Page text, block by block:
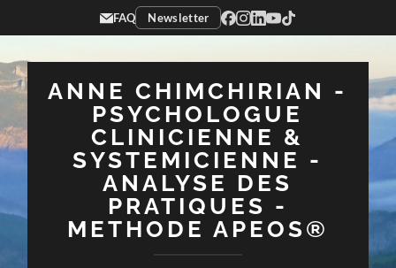
FAQ Newsletter
ANNE CHIMCHIRIAN -
PSYCHOLOGUE
CLINICIENNE &
SYSTEMICIENNE -
ANALYSE DES
PRATIQUES -
METHODE APEOS®